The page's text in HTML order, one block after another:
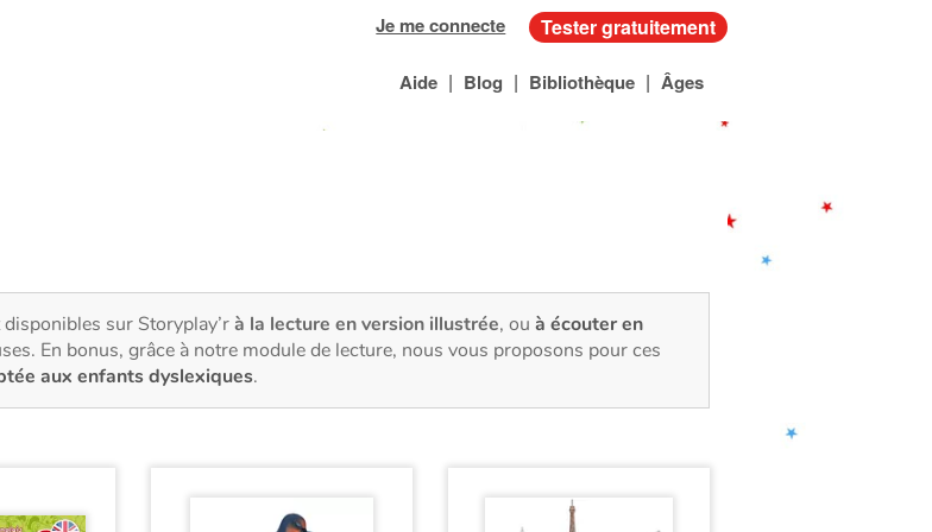
Je me connecte Tester gratuitement
Aide | Blog | Bibliothèque | Âges
sur Storyplay’rà la lecture en version illustrée, ou à écouter en
En bonus, grâce à notre module de lecture, nous vous proposons pour ces
aux enfants dyslexiques.